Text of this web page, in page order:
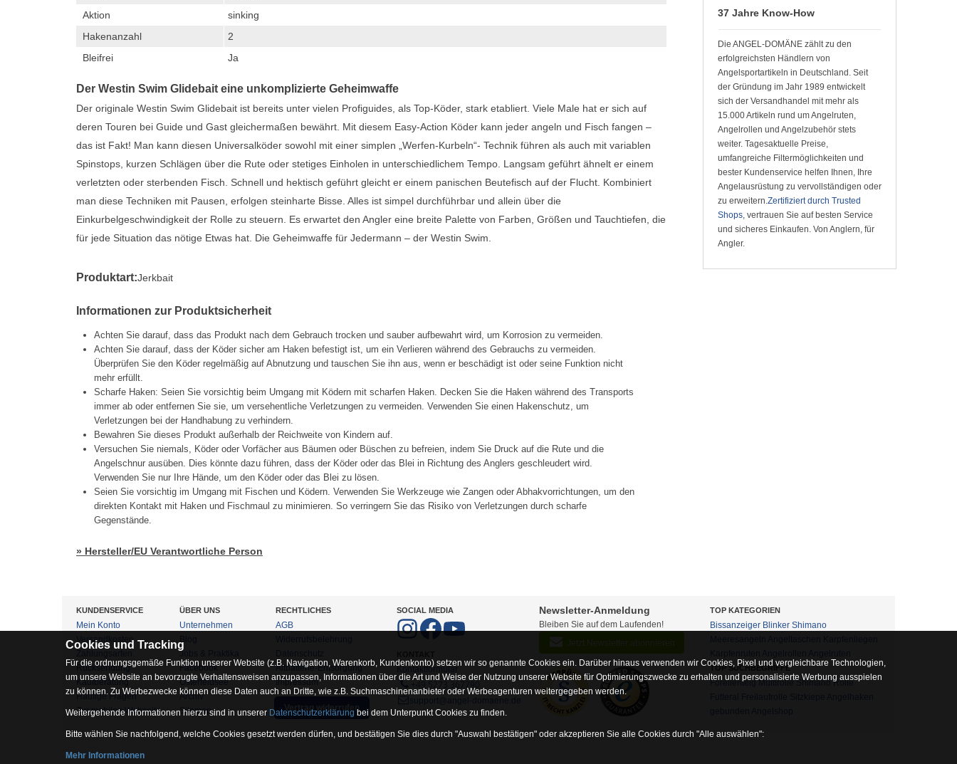
Aktion
sinking
Hakenanzahl
2
Bleifrei
Ja
Der Westin Swim Glidebait eine unkomplizierte Geheimwaffe
Der originale Westin Swim Glidebait ist bereits unter vielen Profiguides, als Top-Köder, stark etabliert. Viele Male hat er sich auf
deren Touren bei Guide und Gast gleichermaßen bewährt. Mit diesem Easy-Action Köder kann jeder angeln und Fisch fangen –
das ist Fakt! Man kann diesen Universalköder sowohl mit einer simplen „Werfen-Kurbeln“- Technik führen als auch mit variablen
Spinstops, kurzen Schlägen über die Rute oder stetiges Einholen in unterschiedlichem Tempo. Langsam geführt ähnelt er einem
verletzten oder sterbenden Fisch. Schnell und hektisch geführt gleicht er einem panischen Beutefisch auf der Flucht. Kombiniert
man diese Techniken mit Pausen, erfolgen steinharte Bisse. Alles ist simpel durchführbar und allein über die
Einkurbelgeschwindigkeit der Rolle zu steuern. Es erwartet den Angler eine breite Palette von Farben, Größen und Tauchtiefen, die
für jede Situation das nötige Etwas hat. Die Geheimwaffe für Jedermann – der Westin Swim.
Produktart:Jerkbait
Informationen zur Produktsicherheit
Achten Sie darauf, dass das Produkt nach dem Gebrauch trocken und sauber aufbewahrt wird, um Korrosion zu vermeiden.
Achten Sie darauf, dass der Köder sicher am Haken befestigt ist, um ein Verlieren während des Gebrauchs zu vermeiden.
Überprüfen Sie den Köder regelmäßig auf Abnutzung und tauschen Sie ihn aus, wenn er beschädigt ist oder seine Funktion nicht
mehr erfüllt.
Scharfe Haken: Seien Sie vorsichtig beim Umgang mit Ködern mit scharfen Haken. Decken Sie die Haken während des Transports
immer ab oder entfernen Sie sie, um versehentliche Verletzungen zu vermeiden. Verwenden Sie einen Hakenschutz, um
Verletzungen bei der Handhabung zu verhindern.
Bewahren Sie dieses Produkt außerhalb der Reichweite von Kindern auf.
Versuchen Sie niemals, Köder oder Vorfächer aus Bäumen oder Büschen zu befreien, indem Sie Druck auf die Rute und die
Angelschnur ausüben. Dies könnte dazu führen, dass der Köder oder das Blei in Richtung des Anglers geschleudert wird.
Verwenden Sie nur Ihre Hände, um den Köder oder das Blei zu lösen.
Seien Sie vorsichtig im Umgang mit Fischen und Ködern. Verwenden Sie Werkzeuge wie Zangen oder Abhakvorrichtungen, um den
direkten Kontakt mit Haken und Fischmaul zu minimieren. So verringern Sie das Risiko von Verletzungen durch scharfe
Gegenstände.
» Hersteller/EU Verantwortliche Person
37 Jahre Know-How
Die ANGEL-DOMÄNE zählt zu den
erfolgreichsten Händlern von
Angelsportartikeln in Deutschland. Seit
der Gründung im Jahr 1989 entwickelt
sich der Versandhandel mit mehr als
15.000 Artikeln rund um Angelruten,
Angelrollen und Angelzubehör stets
weiter. Tagesaktuelle Preise,
umfangreiche Filtermöglichkeiten und
bester Kundenservice helfen Ihnen, Ihre
Angelausrüstung zu vervollständigen oder
zu erweitern.Zertifiziert durch Trusted
Shops, vertrauen Sie auf besten Service
und sicheres Einkaufen. Von Anglern, für
Angler.
KUNDENSERVICE
Mein Konto
Versandkosten
Rücksendung
Kaufberatung
Häufige Fragen
Zur mobilen Webseite
ÜBER UNS
Unternehmen
Jobs & Praktika
Facebook
Osterfeldsee
Archiv
Sitemap
RECHTLICHES
AGB
Altbatterie-Entsorgung
Impressum
Vertrag widerrufen
SOCIAL MEDIA
Kontaktformular
Newsletter-Anmeldung
Bleiben Sie auf dem Laufenden!
Jetzt Newsletter abonnieren
TOP KATEGORIEN
Bissanzeiger Blinker Shimano
TOP SUCHBEGRIFFE
Forellenteig Multirolle Shimano Rolle
Cookies und Tracking
Für die ordnungsgemäße Funktion unserer Website (z.B. Navigation, Warenkorb, Kundenkonto) setzen wir so genannte Cookies ein. Darüber hinaus verwenden wir Cookies, Pixel und vergleichbare Technologien,
um unsere Website an bevorzugte Verhaltensweisen anzupassen, Informationen über die Art und Weise der Nutzung unserer Website für Optimierungszwecke zu erhalten und personalisierte Werbung ausspielen
zu können. Zu Werbezwecke können diese Daten auch an Dritte, wie z.B. Suchmaschinenanbieter oder Werbeagenturen weitergegeben werden.
Weitergehende Informationen hierzu sind in unserer Datenschutzerklärung bei dem Unterpunkt Cookies zu finden.
Bitte wählen Sie nachfolgend, welche Cookies gesetzt werden dürfen, und bestätigen Sie dies durch "Auswahl bestätigen" oder akzeptieren Sie alle Cookies durch "Alle auswählen":
Mehr Informationen